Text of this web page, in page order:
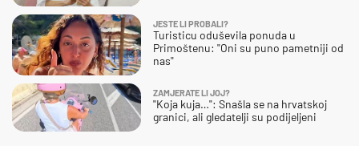
JESTE LI PROBALI?
Turisticu oduševila ponuda u
Primoštenu: "Oni su puno pametniji od
nas"
ZAMJERATE LI JOJ?
"Koja kuja…": Snašla se na hrvatskoj
granici, ali gledatelji su podijeljeni